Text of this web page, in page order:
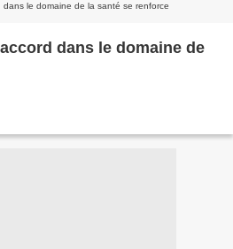
le domaine de la santé se renforce
dans le domaine de